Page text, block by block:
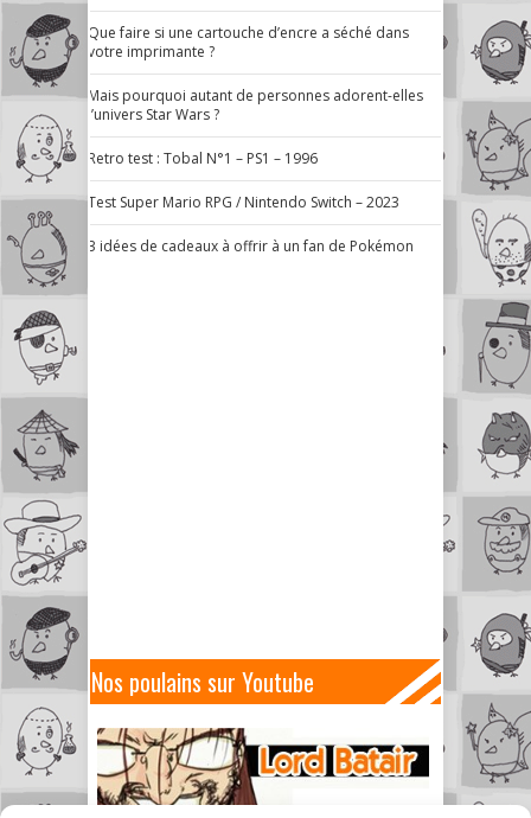
Que faire si une cartouche d’encre a séché dans
votre imprimante ?
Mais pourquoi autant de personnes adorent-elles
l’univers Star Wars ?
Retro test : Tobal N°1 – PS1 – 1996
Test Super Mario RPG / Nintendo Switch – 2023
3 idées de cadeaux à offrir à un fan de Pokémon
Nos poulains sur Youtube